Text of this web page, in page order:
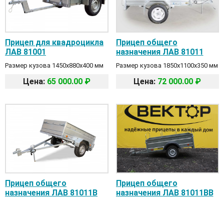
Прицеп для квадроцикла
ЛАВ 81001
Размер кузова 1450х880х400 мм
Цена: 65 000.00 ₽
Прицеп общего
назначения ЛАВ 81011
Размер кузова 1850х1100х350 мм
Цена: 72 000.00 ₽
Прицеп общего
назначения ЛАВ 81011B
Прицеп общего
назначения ЛАВ 81011BB